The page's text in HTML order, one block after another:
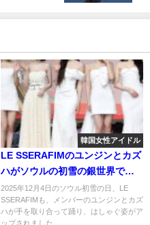
韓国女性アイドル
LE SSERAFIMのユンジンとカズ
ハがソウルの初雪の銀世界での
ショート動画を公開！ファンの
反応は？
2025年12月4日のソウル初雪の日、LE
SSERAFIMも、メンバーのユンジンとカズ
ハが手を取り合って踊り、はしゃぐ姿がア
ップされました...